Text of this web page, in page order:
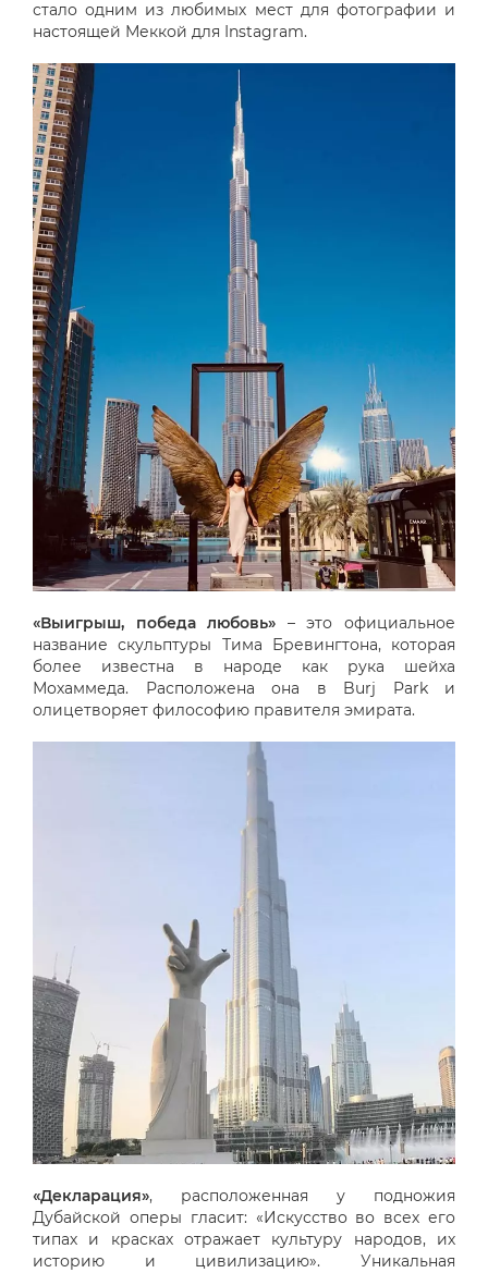
стало одним из любимых мест для фотографии и
настоящей Меккой для Instagram.
«Выигрыш, победа любовь» – это официальное
название скульптуры Тима Бревингтона, которая
более известна в народе как рука шейха
Мохаммеда. Расположена она в Burj Park и
олицетворяет философию правителя эмирата.
«Декларация», расположенная у подножия
Дубайской оперы гласит: «Искусство во всех его
типах и красках отражает культуру народов, их
историю и цивилизацию». Уникальная